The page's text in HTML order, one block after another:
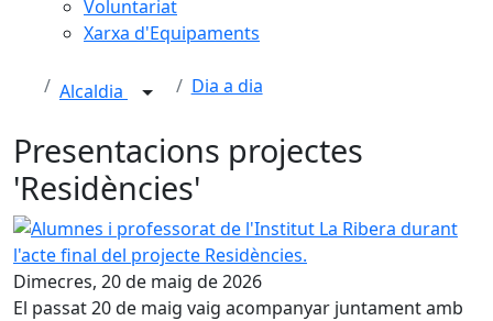
Voluntariat
Xarxa d'Equipaments
Alcaldia Dia a dia
Presentacions projectes
'Residències'
Alumnes i professorat de l'Institut La Ribera durant l'acte
Dimecres, 20 de maig de 2026
El passat 20 de maig vaig acompanyar juntament amb